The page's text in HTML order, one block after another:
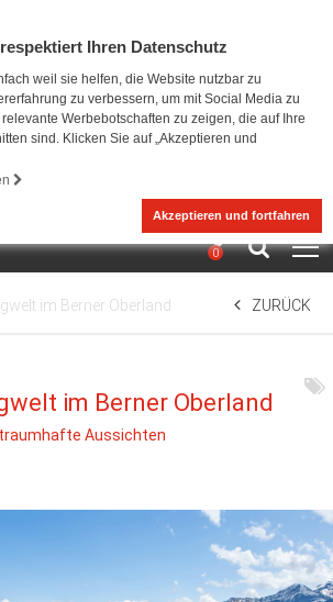
Ihren Datenschutz
weil sie helfen, die Website nutzbar zu
zu verbessern, um mit Social Media zu
Werbebotschaften zu zeigen, die auf Ihre
sind. Klicken Sie auf „Akzeptieren und
Akzeptieren und fortfahren
0
im Berner Oberland ZURÜCK
im Berner Oberland
Aussichten